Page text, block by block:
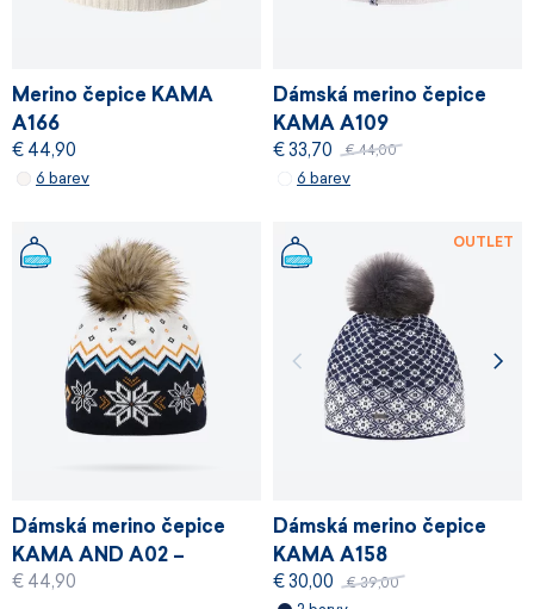
Merino čepice KAMA
A166
€ 44,90
6 barev
Dámská merino čepice
KAMA A109
€ 33,70 € 44,00
6 barev
Dámská merino čepice
KAMA AND A02 –
Andorra 2022
€ 44,90
Dámská merino čepice
KAMA A158
€ 30,00 € 39,00
OUTLET